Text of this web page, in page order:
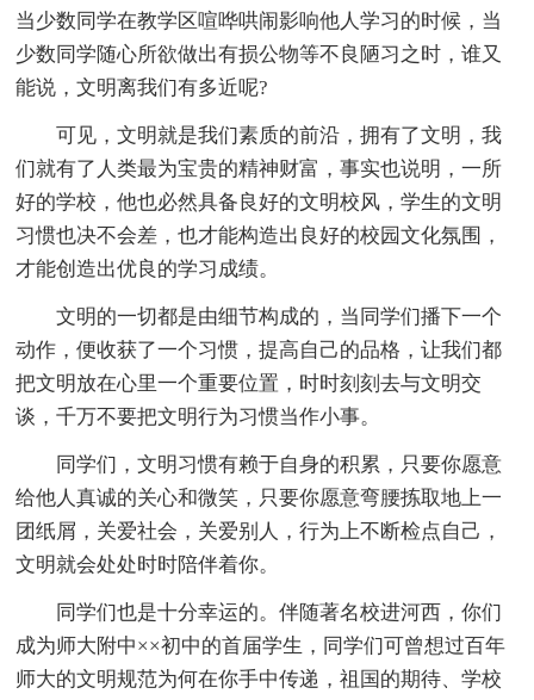
当少数同学在教学区喧哗哄闹影响他人学习的时候，当
少数同学随心所欲做出有损公物等不良陋习之时，谁又
能说，文明离我们有多近呢?
可见，文明就是我们素质的前沿，拥有了文明，我
们就有了人类最为宝贵的精神财富，事实也说明，一所
好的学校，他也必然具备良好的文明校风，学生的文明
习惯也决不会差，也才能构造出良好的校园文化氛围，
才能创造出优良的学习成绩。
文明的一切都是由细节构成的，当同学们播下一个
动作，便收获了一个习惯，提高自己的品格，让我们都
把文明放在心里一个重要位置，时时刻刻去与文明交
谈，千万不要把文明行为习惯当作小事。
同学们，文明习惯有赖于自身的积累，只要你愿意
给他人真诚的关心和微笑，只要你愿意弯腰拣取地上一
团纸屑，关爱社会，关爱别人，行为上不断检点自己，
文明就会处处时时陪伴着你。
同学们也是十分幸运的。伴随著名校进河西，你们
成为师大附中××初中的首届学生，同学们可曾想过百年
师大的文明规范为何在你手中传递，祖国的期待、学校